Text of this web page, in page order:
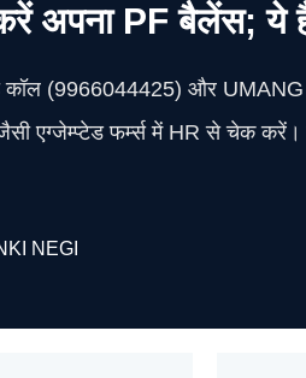
अपना PF बैलेंस; ये
कॉल (9966044425) और
फर्म्स में HR से चेक करें।
NEGI